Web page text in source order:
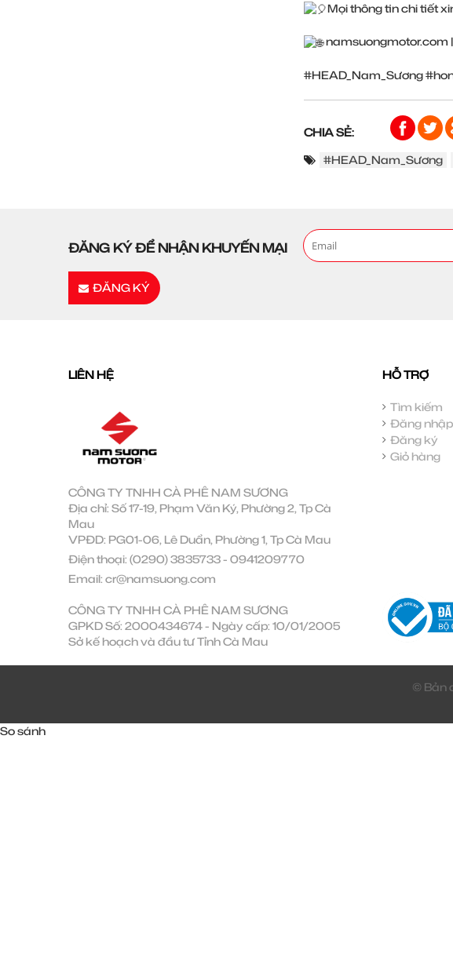
Mọi thông tin chi tiết
namsuongmotor.com
#HEAD_Nam_Sương
CHIA SẺ:
#HEAD_Nam_Sương
ĐĂNG KÝ ĐỂ NHẬN KHUYẾN MẠI
ĐĂNG KÝ
LIÊN HỆ
CÔNG TY TNHH CÀ PHÊ NAM SƯƠNG
Địa chỉ: Số 17-19, Phạm Văn Ký, Phường 2, Tp Cà
Mau
VPĐD: PG01-06, Lê Duẩn, Phường 1, Tp Cà Mau
Điện thoại: (0290) 3835733- 0941209770
Email: cr@namsuong.com
CÔNG TY TNHH CÀ PHÊ NAM SƯƠNG
GPKD Số: 2000434674 - Ngày cấp: 10/01/2005
Sở kế hoạch và đầu tư Tỉnh Cà Mau
HỖ TRỢ
Tìm kiếm
Đăng nhập
Đăng ký
Giỏ hàng
© Bản
So sánh